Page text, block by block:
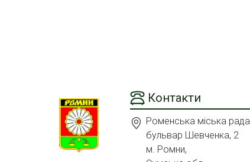
Контакти
Роменська міська рада
бульвар Шевченка, 2
м. Ромни,